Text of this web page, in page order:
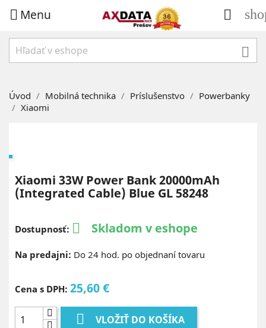
 Menu 

Úvod Mobilná technika Príslušenstvo
Powerbanky
Xiaomi
Xiaomi 33W Power Bank 20000mAh
(Integrated Cable) Blue GL 58248
Dostupnosť:  Skladom v eshope
Na predajni: Do 24 hod. po objednaní tovaru
Cena s DPH: 25,60 €
 VLOŽIŤ DO KOŠÍKA